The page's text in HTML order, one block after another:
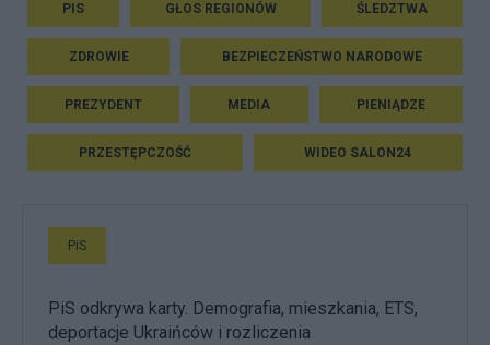
PIS GŁOS REGIONÓW ŚLEDZTWA
ZDROWIE BEZPIECZEŃSTWO NARODOWE
PREZYDENT MEDIA PIENIĄDZE
PRZESTĘPCZOŚĆ WIDEO SALON24
PiS
PiS odkrywa karty. Demografia, mieszkania, ETS,
deportacje Ukraińców i rozliczenia